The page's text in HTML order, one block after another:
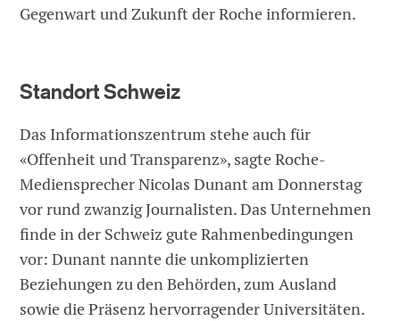
Gegenwart und Zukunft der Roche informieren.
Standort Schweiz
Das Informationszentrum stehe auch für
«Offenheit und Transparenz», sagte Roche-
Mediensprecher Nicolas Dunant am Donnerstag
vor rund zwanzig Journalisten. Das Unternehmen
finde in der Schweiz gute Rahmenbedingungen
vor: Dunant nannte die unkomplizierten
Beziehungen zu den Behörden, zum Ausland
sowie die Präsenz hervorragender Universitäten.